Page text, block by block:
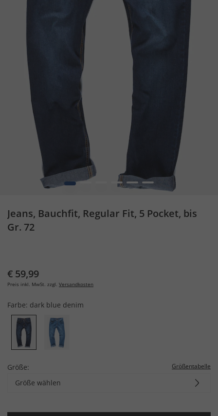
1 4 5 6
Jeans, Bauchfit, Regular Fit, 5 Pocket, bis
Gr. 72
€ 59,99
Preis inkl. MwSt. zzgl. Versandkosten
Farbe: dark blue denim
Größe: Größentabelle
Größe wählen